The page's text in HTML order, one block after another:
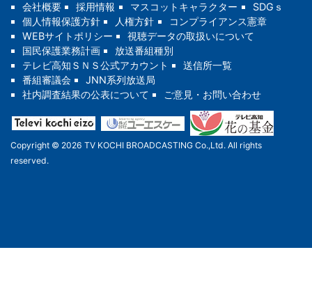
会社概要 採用情報 マスコットキャラクター
SDGｓ
個人情報保護方針
人権方針
コンプライアンス憲章
WEBサイトポリシー
視聴データの取扱いについて
国民保護業務計画
放送番組種別
テレビ高知ＳＮＳ公式アカウント
送信所一覧
番組審議会
JNN系列放送局
社内調査結果の公表について
ご意見・お問い合わせ
Copyright © 2026 TV KOCHI BROADCASTING Co.,Ltd. All rights
reserved.